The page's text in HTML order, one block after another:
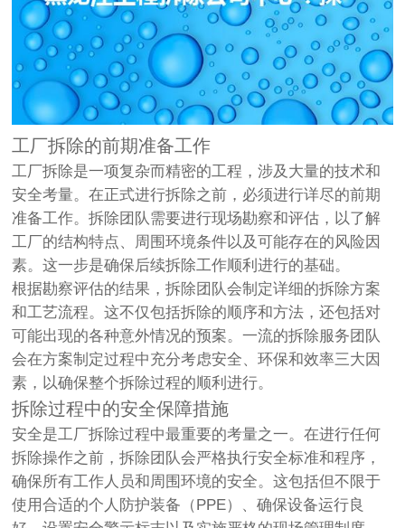
工厂拆除的前期准备工作
工厂拆除是一项复杂而精密的工程，涉及大量的技术和
安全考量。在正式进行拆除之前，必须进行详尽的前期
准备工作。拆除团队需要进行现场勘察和评估，以了解
工厂的结构特点、周围环境条件以及可能存在的风险因
素。这一步是确保后续拆除工作顺利进行的基础。
根据勘察评估的结果，拆除团队会制定详细的拆除方案
和工艺流程。这不仅包括拆除的顺序和方法，还包括对
可能出现的各种意外情况的预案。一流的拆除服务团队
会在方案制定过程中充分考虑安全、环保和效率三大因
素，以确保整个拆除过程的顺利进行。
拆除过程中的安全保障措施
安全是工厂拆除过程中最重要的考量之一。在进行任何
拆除操作之前，拆除团队会严格执行安全标准和程序，
确保所有工作人员和周围环境的安全。这包括但不限于
使用合适的个人防护装备（PPE）、确保设备运行良